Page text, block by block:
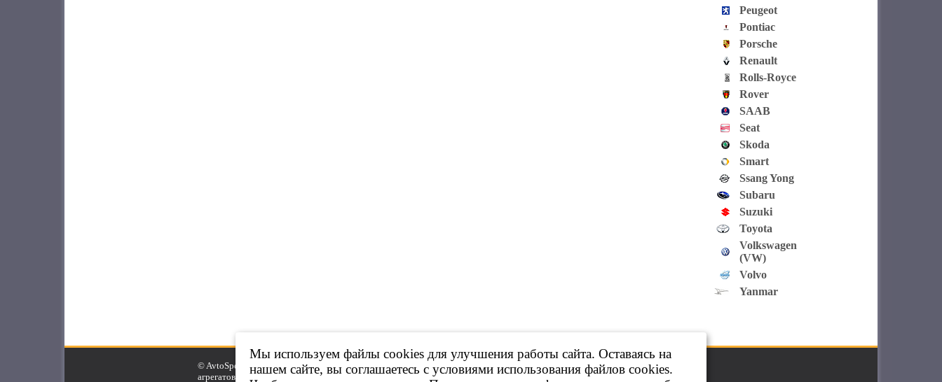
Peugeot
Pontiac
Porsche
Renault
Rolls-Royce
Rover
SAAB
Seat
Skoda
Smart
Ssang Yong
Subaru
Suzuki
Toyota
Volkswagen
(VW)
Volvo
Yanmar
© AvtoSpeed.Ru, 2007-2025. Продажа контрактных ДВС, КПП и др.
агрегатов.
Мы используем файлы cookies для улучшения работы сайта. Оставаясь на
нашем сайте, вы соглашаетесь с условиями использования файлов cookies.